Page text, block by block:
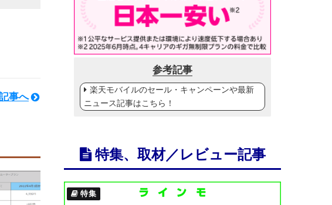
事へ
参考記事
楽天モバイルのセール・キャンペーンや最新
ニュース記事はこちら！
特集、取材／レビュー記事
特集